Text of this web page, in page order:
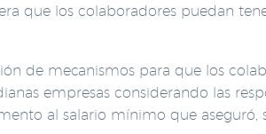
que los colaboradores puedan
de mecanismos para que los
empresas considerando las
al salario mínimo que aseguró,